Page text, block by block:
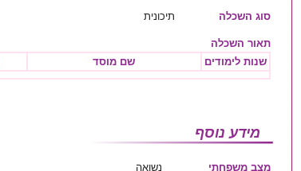
סוג השכלה תיכונית
תאור השכלה
שנות לימודים
שם מוסד
מידע נוסף
מצב משפחתי נשואה